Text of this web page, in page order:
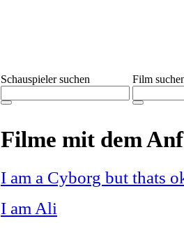
Schauspieler suchen Film
Filme mit dem
I am a Cyborg but thats
I am Ali